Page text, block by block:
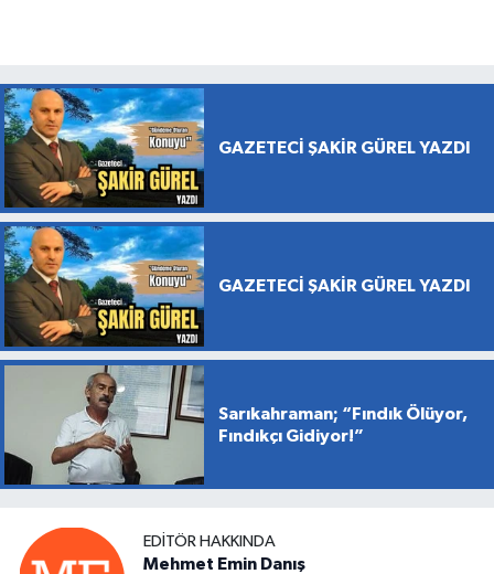
GAZETECİ ŞAKİR GÜREL YAZDI
GAZETECİ ŞAKİR GÜREL YAZDI
Sarıkahraman; “Fındık Ölüyor,
Fındıkçı Gidiyor!”
EDITÖR HAKKINDA
Mehmet Emin Danış